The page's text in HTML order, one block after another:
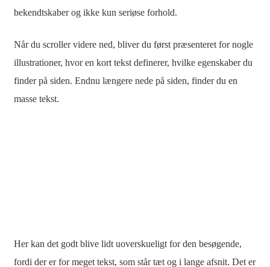
bekendtskaber og ikke kun seriøse forhold.
Når du scroller videre ned, bliver du først præsenteret for nogle
illustrationer, hvor en kort tekst definerer, hvilke egenskaber du
finder på siden. Endnu længere nede på siden, finder du en
masse tekst.
Her kan det godt blive lidt uoverskueligt for den besøgende,
fordi der er for meget tekst, som står tæt og i lange afsnit. Det er